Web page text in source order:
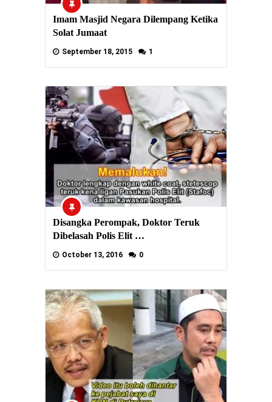
Imam Masjid Negara Dilempang Ketika
Solat Jumaat
September 18, 2015 1
Disangka Perompak, Doktor Teruk
Dibelasah Polis Elit …
October 13, 2016 0